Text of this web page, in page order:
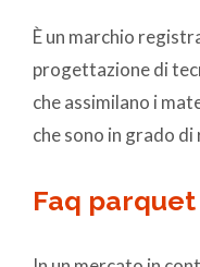
È un marchio
progettazione di
che assimilano i
che sono in grado
Faq